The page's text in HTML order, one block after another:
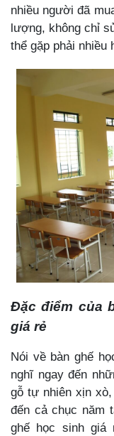
nhiều người đã
lượng, không chỉ
thể gặp phải nhiều
Đặc điểm của
giá rẻ
Nói về bàn ghế
nghĩ ngay đến
gỗ tự nhiên xịn
đến cả chục năm
ghế học sinh giá